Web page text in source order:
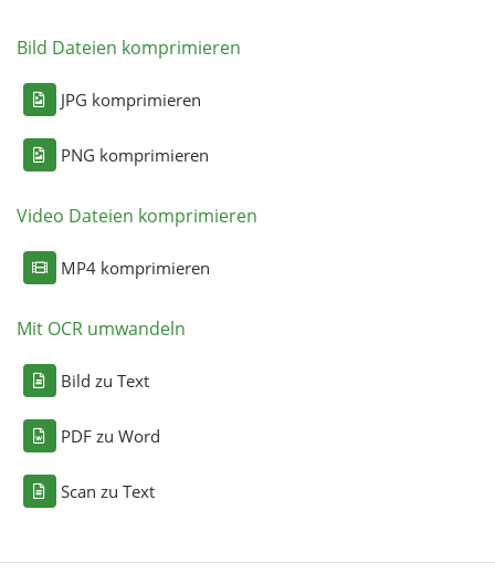
Bild Dateien komprimieren
JPG komprimieren
PNG komprimieren
Video Dateien komprimieren
MP4 komprimieren
Mit OCR umwandeln
Bild zu Text
PDF zu Word
Scan zu Text